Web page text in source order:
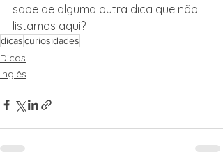
sabe de alguma outra dica que não
listamos aqui?
dicascuriosidades
Dicas
Inglês